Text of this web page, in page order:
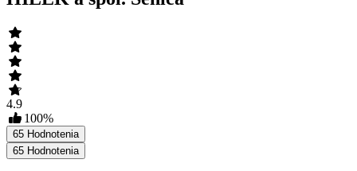
4.9
100%
65 Hodnotenia
65 Hodnotenia